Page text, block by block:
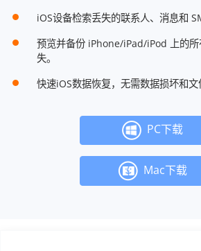
iOS设备检索丢失的联系人、消息和
预览并备份 iPhone/iPad/iPod 上的
失。
快速iOS数据恢复，无需数据损坏和文
PC下载
Mac下载